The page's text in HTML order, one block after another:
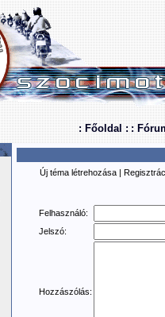
: Főoldal : :
Új téma létrehozása |
Felhasználó:
Jelszó:
Hozzászólás: